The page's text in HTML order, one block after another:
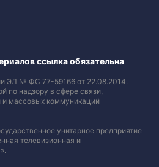
ссылка обязательна
ЭЛ № ФС 77-59166 от 22.08.2014.
по надзору в сфере связи,
и массовых коммуникаций
унитарное предприятие
телевизионная и